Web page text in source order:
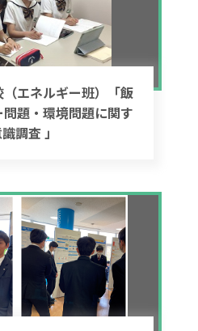
エネルギー班）「飯
題・環境問題に関す
調査 」